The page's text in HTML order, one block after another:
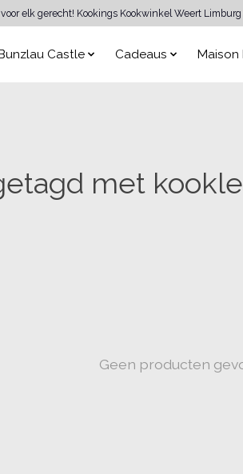
elk gerecht! Kookings Kookwinkel Weert
Castle Cadeaus Maison
met
Geen producten